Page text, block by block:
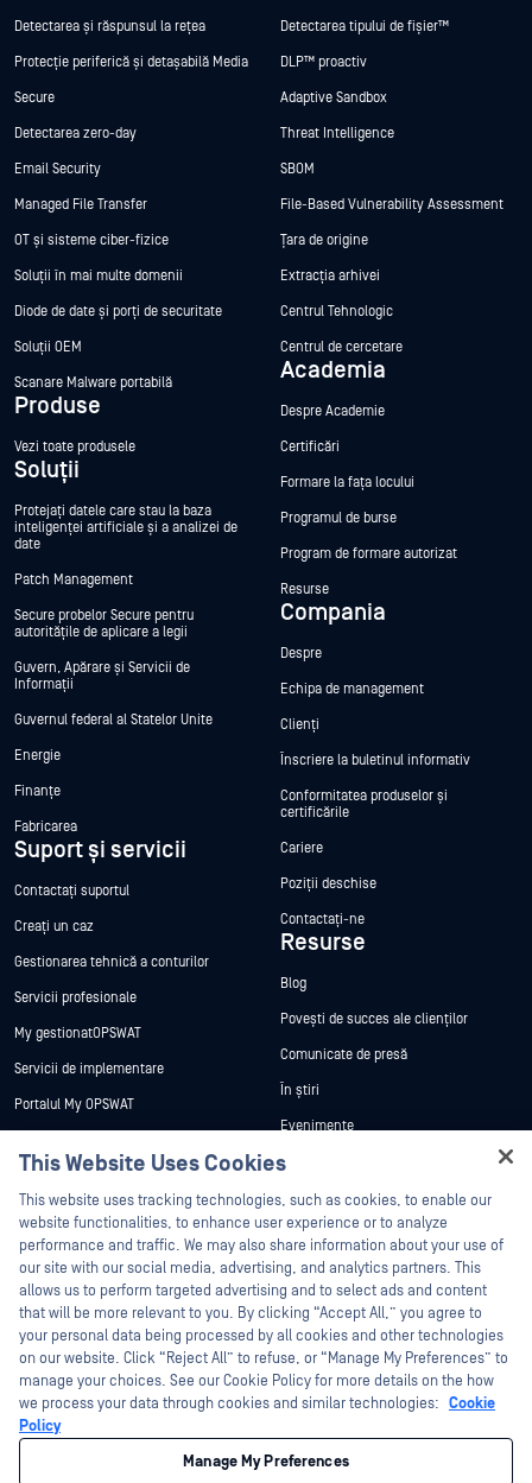
Detectarea și răspunsul la rețea
Protecție periferică și detașabilă Media
Secure
Detectarea zero-day
Email Security
Managed File Transfer
OT și sisteme ciber-fizice
Soluții în mai multe domenii
Diode de date și porți de securitate
Soluții OEM
Scanare Malware portabilă
Produse
Vezi toate produsele
Soluții
Protejați datele care stau la baza
inteligenței artificiale și a analizei de
date
Patch Management
Secure probelor Secure pentru
autoritățile de aplicare a legii
Guvern, Apărare și Servicii de
Informații
Guvernul federal al Statelor Unite
Energie
Finanțe
Fabricarea
Suport și servicii
Contactați suportul
Creați un caz
Gestionarea tehnică a conturilor
Servicii profesionale
My gestionatOPSWAT
Servicii de implementare
Portalul My OPSWAT
Formare
vulnerabilităților
Parteneri
Certificare
Parteneri tehnologici
Program de parteneriat de canal
Detectarea tipului de fișier™
DLP™ proactiv
Adaptive Sandbox
Threat Intelligence
SBOM
File-Based Vulnerability Assessment
Țara de origine
Extracția arhivei
Centrul Tehnologic
Centrul de cercetare
Academia
Despre Academie
Certificări
Formare la fața locului
Programul de burse
Program de formare autorizat
Resurse
Compania
Despre
Echipa de management
Clienți
Înscriere la buletinul informativ
Conformitatea produselor și
certificările
Cariere
Poziții deschise
Contactați-ne
Resurse
Blog
Povești de succes ale clienților
Comunicate de presă
În știri
Evenimente
Webinare
Fișe de date
Cărți albe
Instrumente gratuite
©2026 OPSWAT . Toate drepturile rezervate. OPSWAT, MetaDefender, Metascan,
MetaAccess, OPSWAT , Trust no File. Trust No Device., OPSWAT , Protecting the
World's Critical Infrastructure, Deep CDR™ Technology, InQuest, logo-ul InQuest,
DFI, RetroHunt, Deep File Inspection și Join the Hunt sunt mărci comerciale ale
This Website Uses Cookies
This website uses tracking technologies, such as cookies, to enable our
website functionalities, to enhance user experience or to analyze
performance and traffic. We may also share information about your use of
our site with our social media, advertising, and analytics partners. This
allows us to perform targeted advertising and to select ads and content
that will be more relevant to you. By clicking “Accept All,” you agree to
your personal data being processed by all cookies and other technologies
on our website. Click “Reject All” to refuse, or “Manage My Preferences” to
manage your choices. See our Cookie Policy for more details on the how
we process your data through cookies and similar technologies: Cookie
Policy
Manage My Preferences
Hey there!
I'm Ozzy, your OPSWAT virtual assistant.
How can I help you secure what's critical
today?